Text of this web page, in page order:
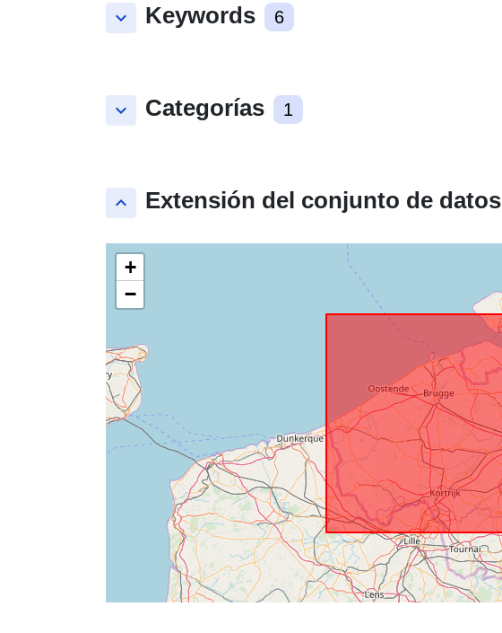
keyboard_arrow_down Keywords 6
keyboard_arrow_down Categorías 1
keyboard_arrow_up Extensión del conjunto de datos
+
−